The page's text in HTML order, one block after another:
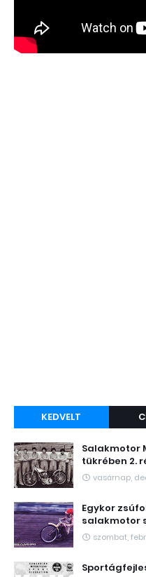
KEDVELT
Salakmotor
tükrében 2.
vasárnap,
Egykor
salakmotor
szombat,